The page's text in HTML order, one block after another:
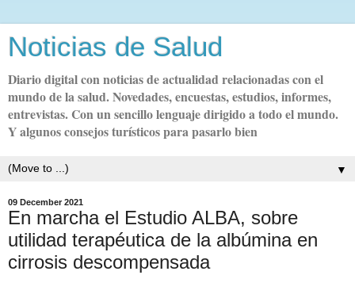
Noticias de Salud
Diario digital con noticias de actualidad relacionadas con el
mundo de la salud. Novedades, encuestas, estudios, informes,
entrevistas. Con un sencillo lenguaje dirigido a todo el mundo.
Y algunos consejos turísticos para pasarlo bien
▼
09 December 2021
En marcha el Estudio ALBA, sobre
utilidad terapéutica de la albúmina en
cirrosis descompensada